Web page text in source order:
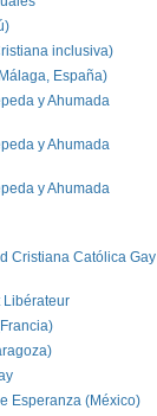
inclusiva)
España)
y Ahumada
y Ahumada
y Ahumada
Cristiana Católica Gay
Libérateur
Esperanza (México)